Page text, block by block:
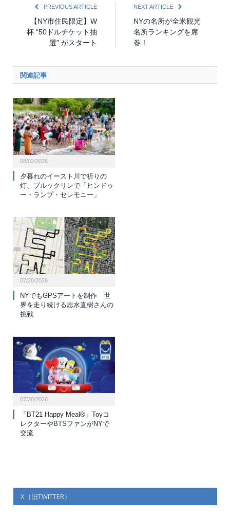
PREVIOUS ARTICLE
【NY市住民限定】W
杯 “50ドルチケット抽
選” がスタート
NEXT ARTICLE
NYの名所が全米観光
名所ランキングを席
巻！
関連記事
08/02/2026
夕暮れのイースト川で祈りの
灯、ブルックリンで「ヒンドゥ
ー・ランプ・セレモニー」
07/28/2026
NYでもGPSアートを制作 世
界を走り続ける志水直樹さんの
挑戦
07/28/2026
「BT21 Happy Meal®」Toyコ
レクターやBTSファンがNYで
交流
X（旧TWITTER）